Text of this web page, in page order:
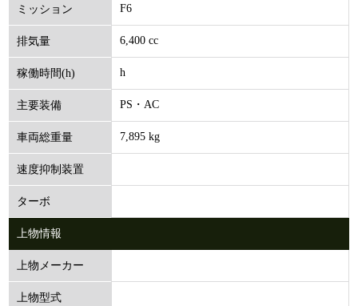
ミッション F6
排気量 6,400 cc
稼働時間(h) h
主要装備 PS・AC
車両総重量 7,895 kg
速度抑制装置
ターボ
上物情報
上物メーカー
上物型式